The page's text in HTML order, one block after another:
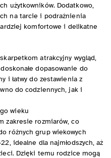
użytkowników. Dodatkowo,
na tarcie i podrażnienia
komfortowe i delikatne
atrakcyjny wygląd,
dopasowanie do
i łatwy do zestawienia z
do codziennych, jak i
wieku
zakresie rozmiarów, co
różnych grup wiekowych
idealne dla najmłodszych, aż
Dzięki temu rodzice mogą